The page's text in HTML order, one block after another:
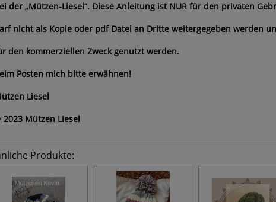
der „Mützen-Liesel“. Diese Anleitung ist NUR für den privaten
nicht als Kopie oder pdf Datei an Dritte weitergegeben werden
den kommerziellen Zweck genutzt werden.
Posten mich bitte erwähnen!
Liesel
2023 Mützen Liesel
Produkte: